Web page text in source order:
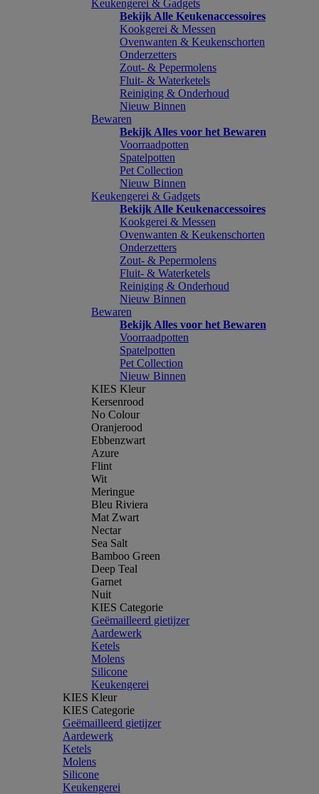
Keukengerei & Gadgets
Bekijk Alle Keukenaccessoires
Kookgerei & Messen
Ovenwanten & Keukenschorten
Onderzetters
Zout- & Pepermolens
Fluit- & Waterketels
Reiniging & Onderhoud
Nieuw Binnen
Bewaren
Bekijk Alles voor het Bewaren
Voorraadpotten
Spatelpotten
Pet Collection
Nieuw Binnen
Keukengerei & Gadgets
Bekijk Alle Keukenaccessoires
Kookgerei & Messen
Ovenwanten & Keukenschorten
Onderzetters
Zout- & Pepermolens
Fluit- & Waterketels
Reiniging & Onderhoud
Nieuw Binnen
Bewaren
Bekijk Alles voor het Bewaren
Voorraadpotten
Spatelpotten
Pet Collection
Nieuw Binnen
KIES Kleur
Kersenrood
No Colour
Oranjerood
Ebbenzwart
Azure
Flint
Wit
Meringue
Bleu Riviera
Mat Zwart
Nectar
Sea Salt
Bamboo Green
Deep Teal
Garnet
Nuit
KIES Categorie
Geëmailleerd gietijzer
Aardewerk
Ketels
Molens
Silicone
Keukengerei
KIES Kleur
KIES Categorie
Geëmailleerd gietijzer
Aardewerk
Ketels
Molens
Silicone
Keukengerei